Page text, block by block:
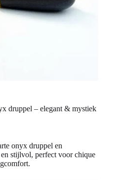
druppel – elegant & mystiek
onyx druppel en
stijlvol, perfect voor chique